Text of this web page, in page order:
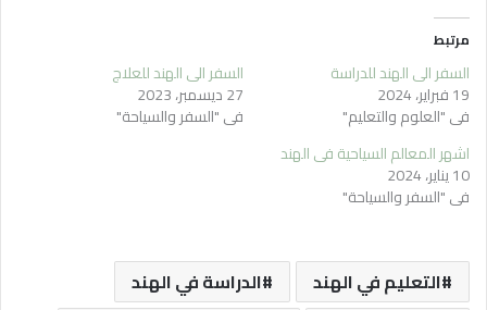
مرتبط
السفر الي الهند للدراسة
19 فبراير، 2024
في "العلوم والتعليم"
السفر الي الهند للعلاج
27 ديسمبر، 2023
في "السفر والسياحة"
اشهر المعالم السياحية في الهند
10 يناير، 2024
في "السفر والسياحة"
التعليم في الهند
الدراسة في الهند